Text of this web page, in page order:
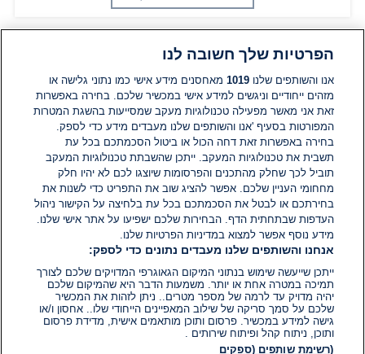
תגובות
אין עדיין תגובות. היה הראשון להגיב
הוסף תגובה
הפרטיות שלך חשובה לנו
אנו והשותפים שלנו1019 מאחסנים מידע אישי כמו נתוני גלישה או
מזהים ייחודיים וניגשים למידע אישי במכשיר שלכם. בחירה באפשרות
זאת אני מאשר מפעילה טכנולוגיות מעקב שמסייעות בהשגת המטרות
המפורטות בסעיף 'אנו והשותפים שלנו מעבדים מידע כדי לספק.
בחירה באפשרות זאת דחה הכול או ביטול הסכמתכם בכל עת
תשבית את טכנולוגיות המעקב. ייתכן שהשבתת טכנולוגיות המעקב
תוביל לכך שחלק מהתכנים והפרסומות שיוצגו לכם לא יהיו חלק
מחחומי העניין שלכם. אפשר להציג שוב את התפריט כדי לשנות את
בחירתכם או לבטל את הסכמתכם בכל עת בלחיצה על הקישור ניהול
העדפות שבתחתית הדף. הבחירות שלכם ישפיעו על אתר אישי שלנו.
מידע נוסף אפשר למצוא במדיניות הפרטיות שלנו.
אנחנו והשותפים שלנו מעבדים נתונים כדי לספק:
ייתכן שייעשה שימוש בנתוני המיקום הגאוגרפי המדויקים שלכם לצורך
תמיכה במטרה אחת או יותר. משמעות הדבר היא שהמיקום שלכם
יהיה מדויק עד לרמה של מספר מטרים.. ניתן לזהות את המכשיר
שלכם על סמך סריקה של שילוב המאפיינים הייחודי שלו.. אחסון ו/או
גישה למידע במכשיר. פרסום ותוכן מותאמים אישית, מדידת פרסום
ותוכן, ניתוח קהל ופיתוח שירותים .
(רשימת שותפים (ספקים